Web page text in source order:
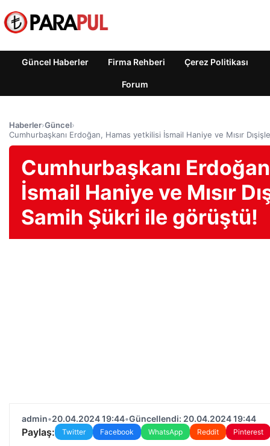
Güncel Haberler Firma Rehberi Çerez Politikası
Forum
Haberler›Güncel›
Cumhurbaşkanı Erdoğan, Hamas yetkilisi İsmail Haniye ve Mısır
Cumhurbaşkanı
İsmail Haniye ve Mısır
Samih Şükri ile görüştü!
admin•20.04.2024 19:44•Güncellendi: 20.04.2024 19:44
Paylaş: Twitter Facebook WhatsApp Reddit Pinterest